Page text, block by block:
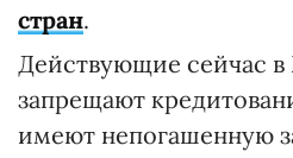
стран.
Действующие сейчас
запрещают
имеют непогашенную